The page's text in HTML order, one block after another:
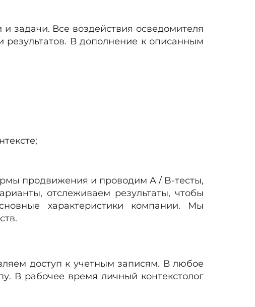
задачи. Все воздействия осведомителя
результатов. В дополнение к описанным
продвижения и проводим A / B-тесты,
отслеживаем результаты, чтобы
характеристики компании. Мы
доступ к учетным записям. В любое
В рабочее время личный контекстолог